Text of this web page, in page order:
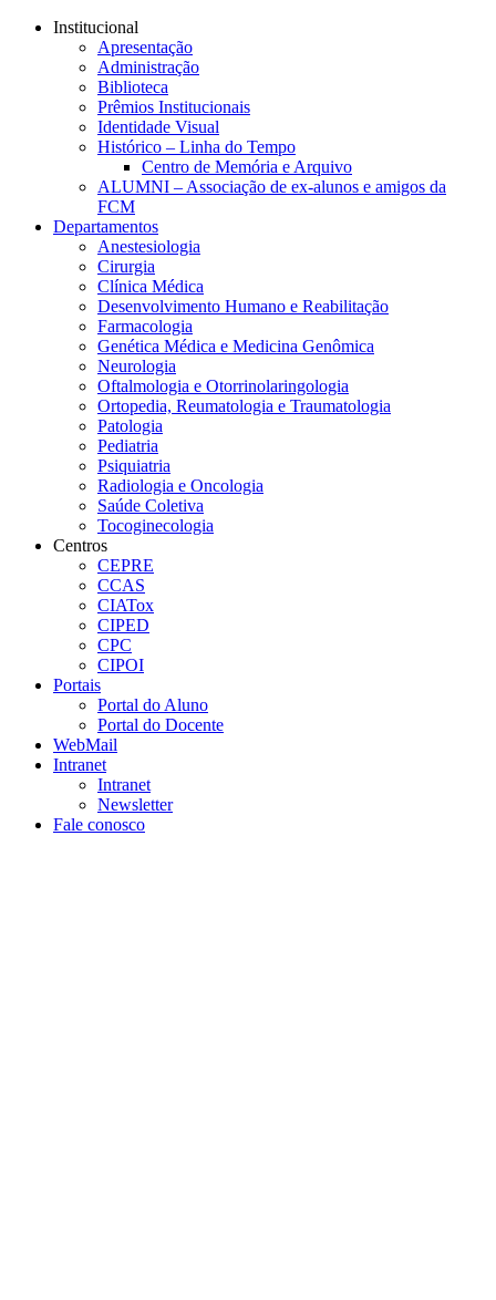
Conteúdo principal
Institucional
Apresentação
Administração
Biblioteca
Prêmios Institucionais
Identidade Visual
Histórico – Linha do Tempo
Centro de Memória e Arquivo
ALUMNI – Associação de ex-alunos e amigos da
FCM
Departamentos
Anestesiologia
Cirurgia
Clínica Médica
Desenvolvimento Humano e Reabilitação
Farmacologia
Genética Médica e Medicina Genômica
Neurologia
Oftalmologia e Otorrinolaringologia
Ortopedia, Reumatologia e Traumatologia
Patologia
Pediatria
Psiquiatria
Radiologia e Oncologia
Saúde Coletiva
Tocoginecologia
Centros
CEPRE
CCAS
CIATox
CIPED
CPC
CIPOI
Portais
Portal do Aluno
Portal do Docente
WebMail
Intranet
Intranet
Newsletter
Fale conosco